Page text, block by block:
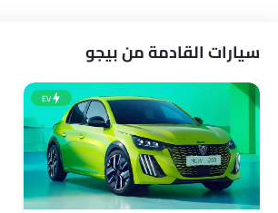
سيارات القادمة من بيجو
EV